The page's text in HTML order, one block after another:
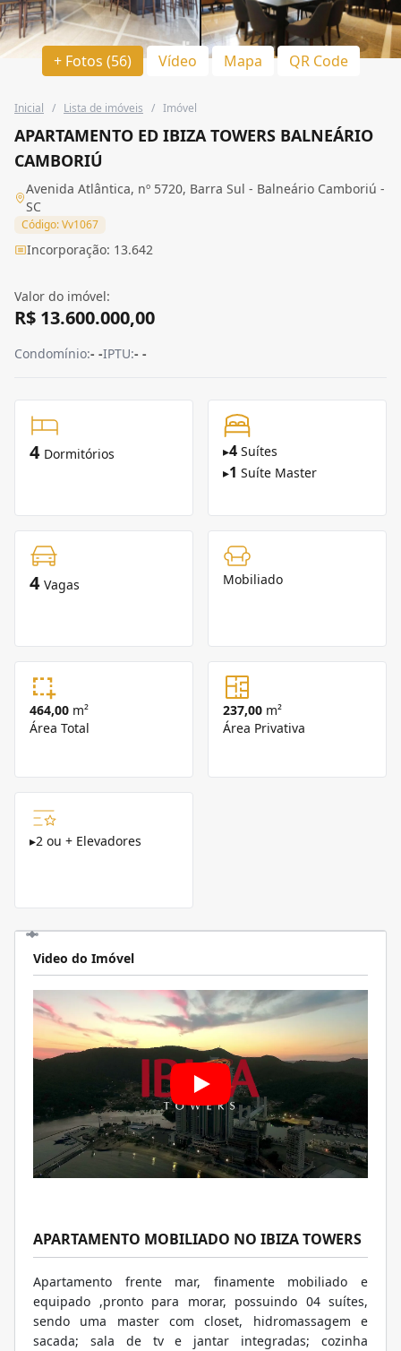
+ Fotos (56) Vídeo Mapa QR Code
Inicial / Lista de imóveis / Imóvel
APARTAMENTO ED IBIZA TOWERS BALNEÁRIO
CAMBORIÚ
Avenida Atlântica, nº 5720, Barra Sul - Balneário Camboriú -
SC
Código: Vv1067
Incorporação: 13.642
Valor do imóvel:
R$ 13.600.000,00
Condomínio:- -IPTU:- -
4 Dormitórios ▸4 Suítes
▸1 Suíte Master
4 Vagas Mobiliado
464,00 m²
Área Total
237,00 m²
Área Privativa
▸2 ou + Elevadores
Video do Imóvel
APARTAMENTO MOBILIADO NO IBIZA TOWERS
Apartamento frente mar, finamente mobiliado e
equipado ,pronto para morar, possuindo 04 suítes,
sendo uma master com closet, hidromassagem e
sacada; sala de tv e jantar integradas; cozinha